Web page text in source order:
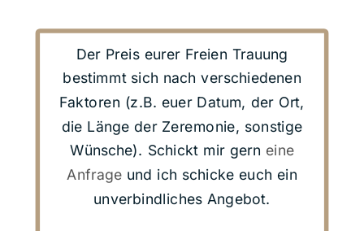
Der Preis eurer Freien Trauung
bestimmt sich nach verschiedenen
Faktoren (z.B. euer Datum, der Ort,
die Länge der Zeremonie, sonstige
Wünsche). Schickt mir gern eine
Anfrage und ich schicke euch ein
unverbindliches Angebot.